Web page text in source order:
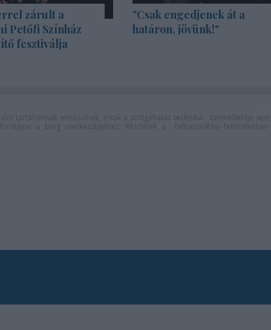
zárult a
Petőfi Színház
fesztiválja
"Csak engedjenek át a
határon, jövünk!"